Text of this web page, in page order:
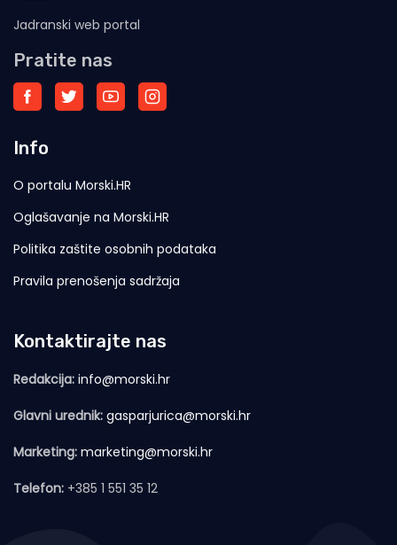
Jadranski web portal
Pratite nas
Info
O portalu Morski.HR
Oglašavanje na Morski.HR
Politika zaštite osobnih podataka
Pravila prenošenja sadržaja
Kontaktirajte nas
Redakcija: info@morski.hr
Glavni urednik: gasparjurica@morski.hr
Marketing: marketing@morski.hr
Telefon: +385 1 551 35 12